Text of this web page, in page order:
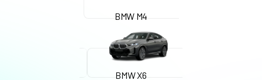
BMW M4
BMW X6